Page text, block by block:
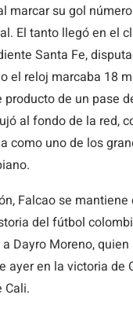
marcar su gol
El tanto llegó en el
Santa Fe,
el reloj marcaba 18
de un pase
al fondo de la red,
como uno de los
Falcao se
del fútbol
Dayro Moreno,
ayer en la victoria de
Cali.